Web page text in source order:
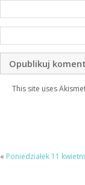
This site uses
« Poniedziałek 11